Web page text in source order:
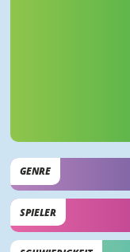
GENRE
SPIELER